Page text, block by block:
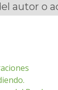
autor o